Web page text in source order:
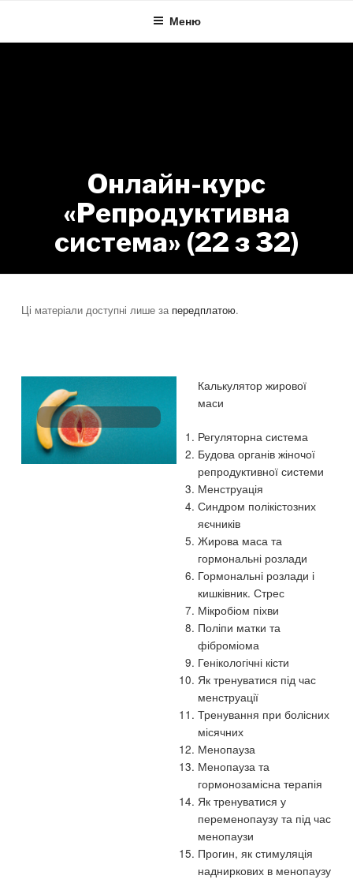
content
Меню
Онлайн-курс
«Репродуктивна
система» (22 з 32)
Ці матеріали доступні лише за передплатою.
Калькулятор жирової
маси
Регуляторна система
Будова органів жіночої
репродуктивної системи
Менструація
Синдром полікістозних
яєчників
Жирова маса та
гормональні розлади
Гормональні розлади і
кишківник. Стрес
Мікробіом піхви
Поліпи матки та
фіброміома
Генікологічні кісти
Як тренуватися під час
менструації
Тренування при болісних
місячних
Менопауза
Менопауза та
гормонозамісна терапія
Як тренуватися у
переменопаузу та під час
менопаузи
Прогин, як стимуляція
надниркових в менопаузу